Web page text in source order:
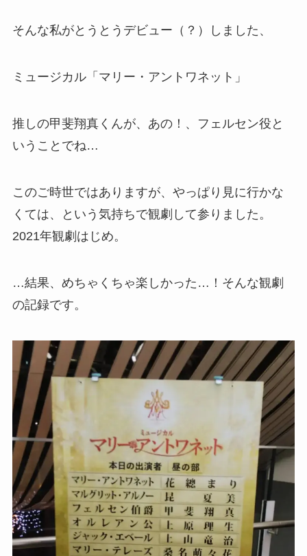
そんな私がとうとうデビュー（？）しました、
ミュージカル「マリー・アントワネット」
推しの甲斐翔真くんが、あの！、フェルセン役と
いうことでね…
このご時世ではありますが、やっぱり見に行かな
くては、という気持ちで観劇して参りました。
2021年観劇はじめ。
…結果、めちゃくちゃ楽しかった…！そんな観劇
の記録です。